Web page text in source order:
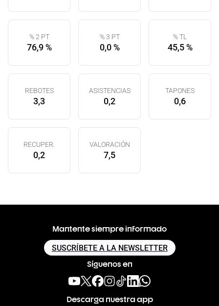
% 2 PT
76,9 %
% 3 PT
0,0 %
% TL
45,5 %
REBOTES
3,3
ASISTENCIAS
0,2
TAPONES
0,6
RECUPER.
0,2
VALORACIÓN
7,5
Mantente siempre informado
SUSCRÍBETE A LA NEWSLETTER
Síguenos en
Descarga nuestra app